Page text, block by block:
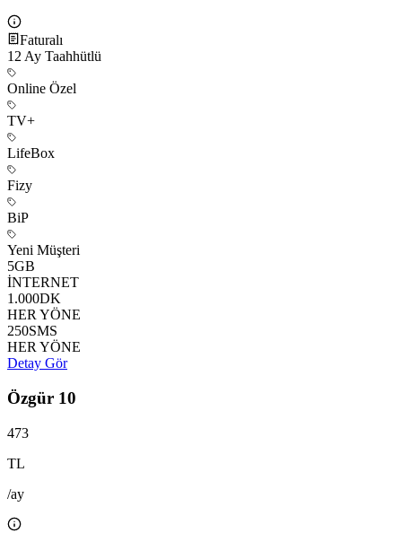
Faturalı
12 Ay Taahhütlü
Online Özel
TV+
LifeBox
Fizy
BiP
Yeni Müşteri
5GB
İNTERNET
1.000DK
HER YÖNE
250SMS
HER YÖNE
Detay Gör
Özgür 10
473
TL
/ay